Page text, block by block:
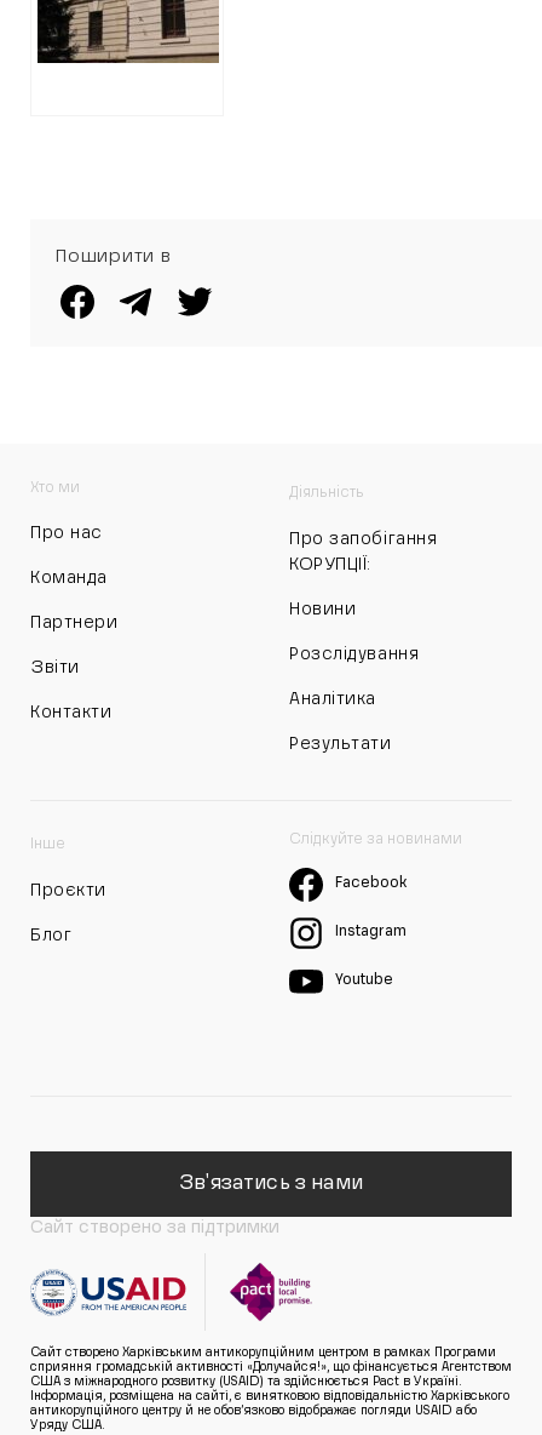
РОЗТРАТІ 3
МІЛЬЙОНІВ У
ЧЕРКАСАХ
Поширити в
Хто ми
Про нас
Команда
Партнери
Звіти
Контакти
Діяльність
Про запобігання
КОРУПЦІЇ:
Новини
Розслідування
Аналітика
Результати
Інше
Проєкти
Блог
Слідкуйте за новинами
Facebook
Instagram
Youtube
Зв'язатись з нами
Сайт створено за підтримки
Сайт створено Харківським антикорупційним центром в рамках Програми
сприяння громадській активності «Долучайся!», що фінансується Агентством
США з міжнародного розвитку (USAID) та здійснюється Pact в Україні.
Інформація, розміщена на сайті, є винятковою відповідальністю Харківського
антикорупційного центру й не обов’язково відображає погляди USAID або
Уряду США.